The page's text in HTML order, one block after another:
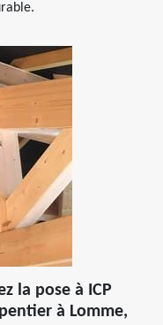
la pose à ICP
à Lomme,